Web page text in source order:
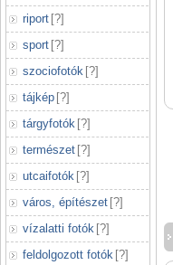
riport [?]
sport [?]
szociofotók [?]
tájkép [?]
tárgyfotók [?]
természet [?]
utcaifotók [?]
város, építészet [?]
vízalatti fotók [?]
feldolgozott fotók [?]